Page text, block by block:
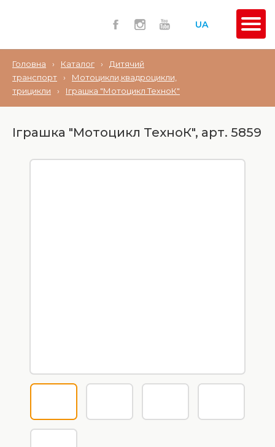
UA
Головна › Каталог ›
Дитячий
транспорт
›
Мотоцикли,квадроцикли,
трицикли
› Іграшка "Мотоцикл ТехноК"
Іграшка "Мотоцикл ТехноК", арт. 5859